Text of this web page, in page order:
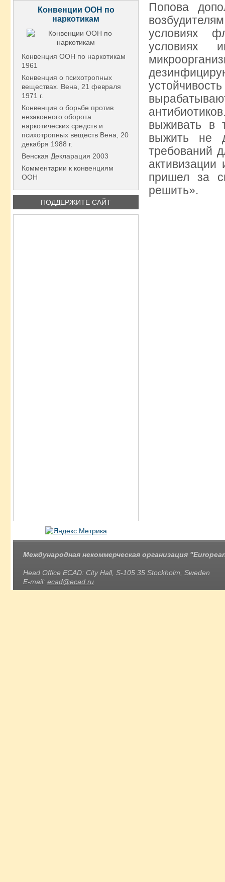
Конвенции ООН по
наркотикам
Конвенция ООН по наркотикам
1961
Конвенция о психотропных
веществах. Вена, 21 февраля
1971 г.
Конвенция о борьбе против
незаконного оборота
наркотических средств и
психотропных веществ Вена, 20
декабря 1988 г.
Венская Декларация 2003
Комментарии к конвенциям
ООН
ПОДДЕРЖИТЕ САЙТ
Попова
условиях
условиях
выживать в
выжить не
требований
пришел за
решить».
Международная некоммерческая организация
Head Office ECAD: City Hall, S-105 35 Stockholm, Sweden
E-mail: ecad@ecad.ru